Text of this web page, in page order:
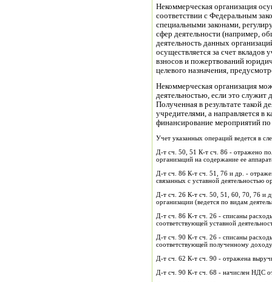
Некоммерческая организация
соответствии с Федеральным
специальными законами,
сфер деятельности (например,
деятельность данных
осуществляется за счет
взносов и пожертвований
целевого назначения,
Некоммерческая организация
деятельностью, если это
Полученная в результате такой
учредителями, а направляется в
финансирование мероприятий по
Учет указанных операций ведется в
Д-т сч. 50, 51 К-т сч. 86 - отражено
организаций на содержание ее
Д-т сч. 86 К-т сч. 51, 76 и др. -
связанных с уставной деятельностью
Д-т сч. 26 К-т сч. 50, 51, 60, 70, 76 и
организации (ведется по видам
Д-т сч. 86 К-т сч. 26 - списаны
соответствующей уставной
Д-т сч. 90 К-т сч. 26 - списаны
соответствующей полученному
Д-т сч. 62 К-т сч. 90 - отражена
Д-т сч. 90 К-т сч. 68 - начислен НДС